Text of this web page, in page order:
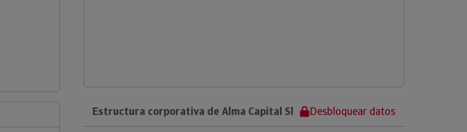
Estructura corporativa de Alma Capital Sl Desbloquear datos